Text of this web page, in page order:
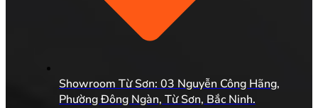
Showroom Từ Sơn: 03 Nguyễn Công Hãng,
Phường Đông Ngàn, Từ Sơn, Bắc Ninh.